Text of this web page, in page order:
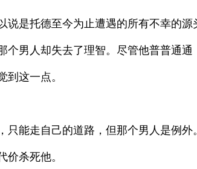
是托德至今为止遭遇的所有不幸的源
男人却失去了理智。尽管他普普通通
这一点。
能走自己的道路，但那个男人是例外。
杀死他。